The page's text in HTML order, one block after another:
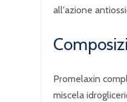
all'azione
Promelaxin
miscela